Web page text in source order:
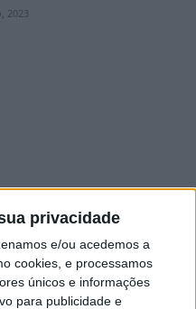
privacidade
e/ou acedemos a
cookies, e processamos
únicos e informações
para publicidade e
2023